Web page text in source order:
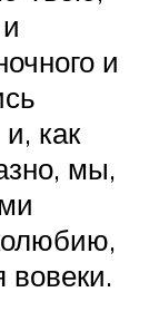
и
как
мы,
вовеки.